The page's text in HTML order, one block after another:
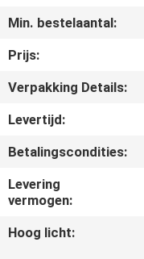
CONTACTEER
ONS
NIEUWS
VERZOEK
OM
CITAAT
Min. bestelaantal:
Prijs:
Verpakking Details:
Levertijd:
Betalingscondities:
Levering
vermogen:
Hoog licht: